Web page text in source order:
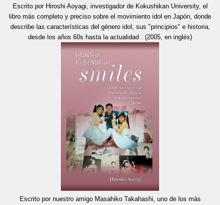
Escrito por Hiroshi Aoyagi, investigador de Kokushikan University, el
libro más completo y preciso sobre el movimiento idol en Japón, donde
describe las características del género idol, sus "principios" e historia,
desde los años 60s hasta la actualidad . (2005, en inglés)
Escrito por nuestro amigo Masahiko Takahashi, uno de los más